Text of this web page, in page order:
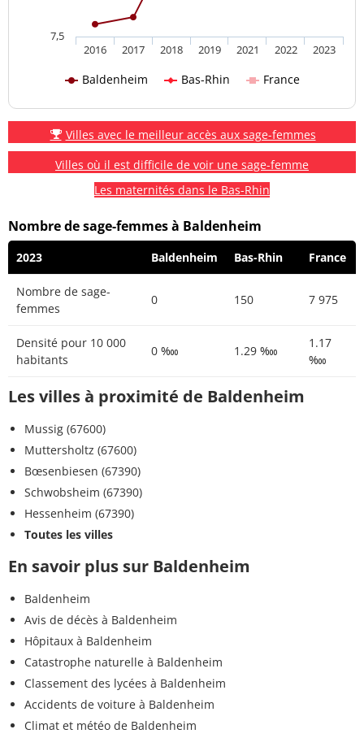
Baldenheim Bas-Rhin France
2016 2017 2018 2019 2021 2022 2023
7,5
Villes avec le meilleur accès aux sage-femmes
Villes où il est difficile de voir une sage-femme
Les maternités dans le Bas-Rhin
Nombre de sage-femmes à Baldenheim
2023 Baldenheim Bas-Rhin France
Nombre de sage-
femmes
0 150 7 975
Densité pour 10 000
habitants
0 ‱ 1.29 ‱
1.17
‱
Les villes à proximité de Baldenheim
Mussig (67600)
Muttersholtz (67600)
Bœsenbiesen (67390)
Schwobsheim (67390)
Hessenheim (67390)
Toutes les villes
En savoir plus sur Baldenheim
Baldenheim
Avis de décès à Baldenheim
Hôpitaux à Baldenheim
Catastrophe naturelle à Baldenheim
Classement des lycées à Baldenheim
Accidents de voiture à Baldenheim
Climat et météo de Baldenheim